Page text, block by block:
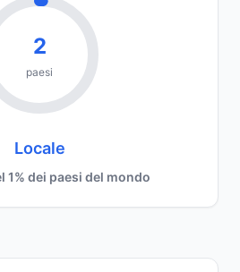
2
paesi
Locale
1% dei paesi del mondo